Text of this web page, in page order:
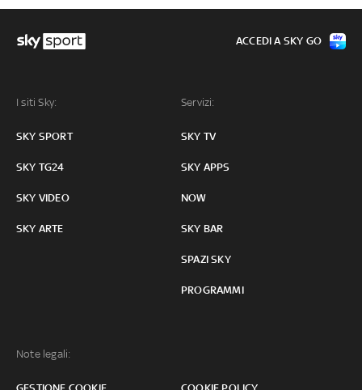
I siti Sky:
SKY SPORT
SKY TG24
SKY VIDEO
SKY ARTE
Servizi:
SKY TV
SKY APPS
NOW
SKY BAR
SPAZI SKY
PROGRAMMI
Note legali:
ACCEDI A SKY GO